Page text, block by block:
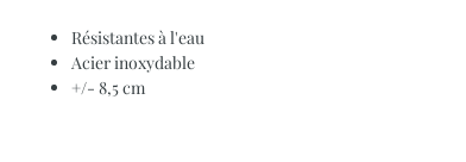
Résistantes à l'eau
Acier inoxydable
+/- 8,5 cm